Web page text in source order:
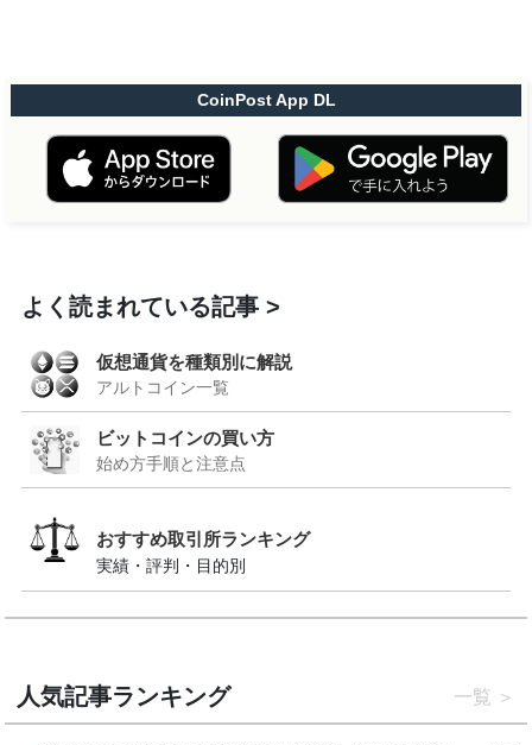
CoinPost App DL
よく読まれている記事
仮想通貨を種類別に解説
アルトコイン一覧
ビットコインの買い方
始め方手順と注意点
おすすめ取引所ランキング
実績・評判・目的別
人気記事ランキング 一覧